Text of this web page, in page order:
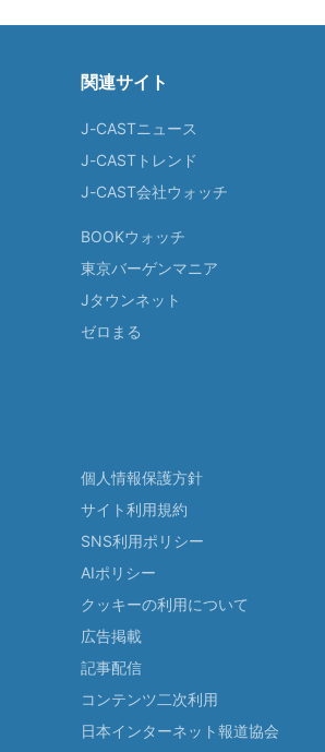
関連サイト
J-CASTニュース
J-CASTトレンド
J-CAST会社ウォッチ
BOOKウォッチ
東京バーゲンマニア
Jタウンネット
ゼロまる
個人情報保護方針
サイト利用規約
SNS利用ポリシー
AIポリシー
クッキーの利用について
広告掲載
記事配信
コンテンツ二次利用
日本インターネット報道協会